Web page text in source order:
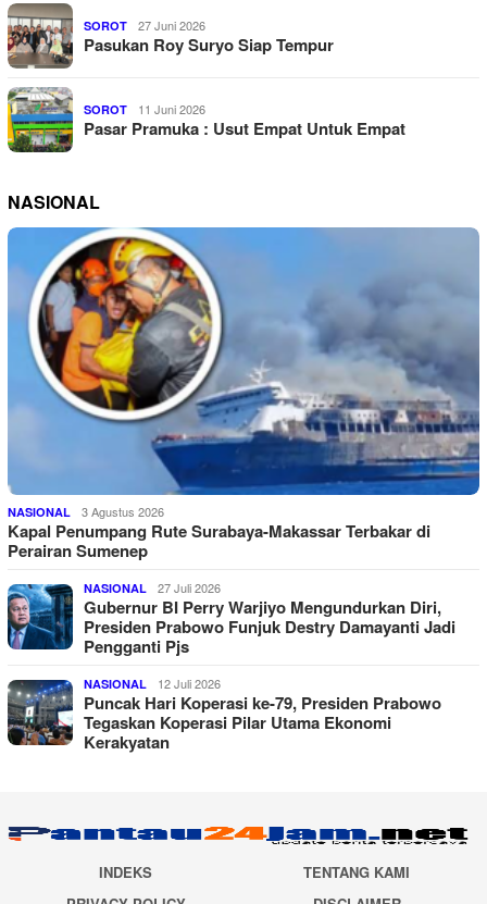
SOROT 27 Juni 2026
Pasukan Roy Suryo Siap Tempur
SOROT 11 Juni 2026
Pasar Pramuka : Usut Empat Untuk Empat
NASIONAL
NASIONAL 3 Agustus 2026
Kapal Penumpang Rute Surabaya-Makassar Terbakar di
Perairan Sumenep
NASIONAL 27 Juli 2026
Gubernur BI Perry Warjiyo Mengundurkan Diri,
Presiden Prabowo Funjuk Destry Damayanti Jadi
Pengganti Pjs
NASIONAL 12 Juli 2026
Puncak Hari Koperasi ke-79, Presiden Prabowo
Tegaskan Koperasi Pilar Utama Ekonomi
Kerakyatan
INDEKS
TENTANG KAMI